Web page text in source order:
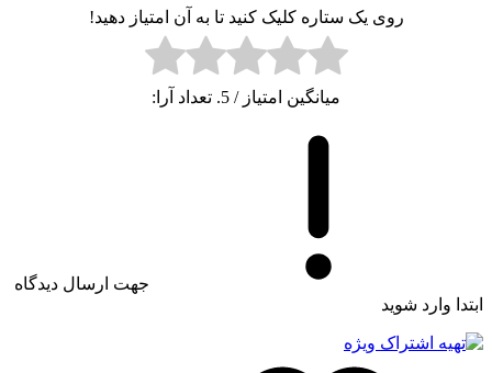
روی یک ستاره کلیک کنید تا به آن امتیاز دهید!
میانگین امتیاز/ 5. تعداد آرا:
جهت ارسال دیدگاه
ابتدا وارد شوید